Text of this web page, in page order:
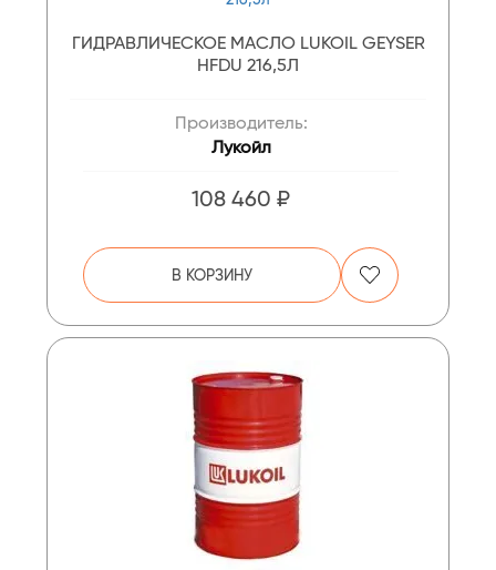
ГИДРАВЛИЧЕСКОЕ МАСЛО LUKOIL GEYSER
HFDU 216,5Л
Производитель:
Лукойл
108 460 ₽
В КОРЗИНУ